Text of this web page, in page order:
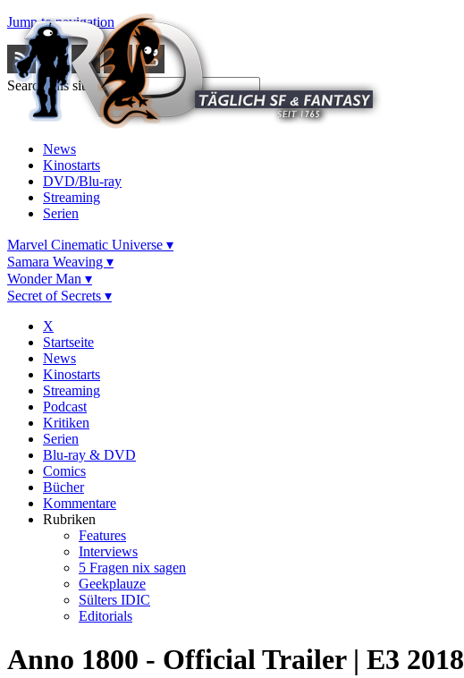
Jump to navigation
Search this site
News
Kinostarts
DVD/Blu-ray
Streaming
Serien
Marvel Cinematic Universe ▾
Samara Weaving ▾
Wonder Man ▾
Secret of Secrets ▾
X
Startseite
News
Kinostarts
Streaming
Podcast
Kritiken
Serien
Blu-ray & DVD
Comics
Bücher
Kommentare
Rubriken
Features
Interviews
5 Fragen nix sagen
Geekplauze
Sülters IDIC
Editorials
Anno 1800 - Official Trailer | E3 2018